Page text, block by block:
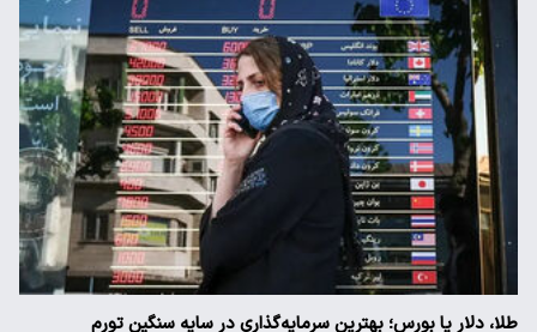
طلا، دلار یا بورس؛ بهترین سرمایه‌گذاری در سایه سنگین تورم